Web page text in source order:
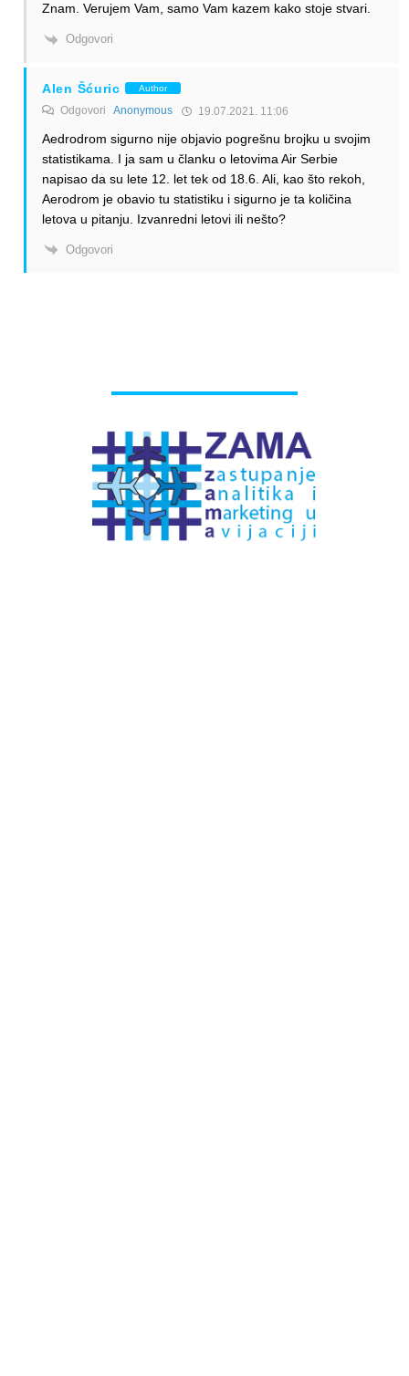
Znam. Verujem Vam, samo Vam kazem kako stoje stvari.
Odgovori
Alen Šćuric Author
Odgovori Anonymous 19.07.2021. 11:06
Aedrodrom sigurno nije objavio pogrešnu brojku u svojim
statistikama. I ja sam u članku o letovima Air Serbie
napisao da su lete 12. let tek od 18.6. Ali, kao što rekoh,
Aerodrom je obavio tu statistiku i sigurno je ta količina
letova u pitanju. Izvanredni letovi ili nešto?
Odgovori